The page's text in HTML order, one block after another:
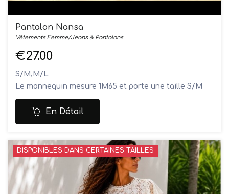
Pantalon Nansa
Vêtements Femme/Jeans & Pantalons
€27.00
S/M,M/L.
Le mannequin mesure 1M65 et porte une taille S/M
Composition: 100% polyester
Lavage à la main
En Détail
DISPONIBLES DANS CERTAINES TAILLES